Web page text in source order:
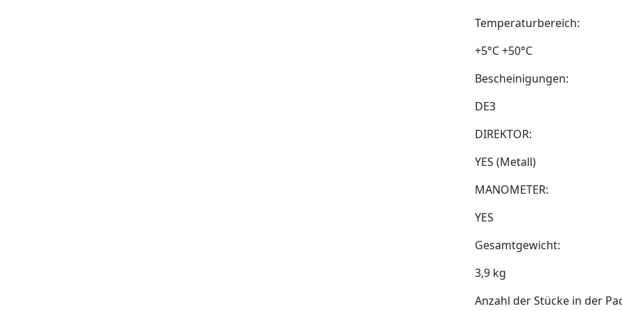
Temperaturbereich:
+5°C +50°C
Bescheinigungen:
DE3
DIREKTOR:
YES (Metall)
MANOMETER:
YES
Gesamtgewicht:
3,9 kg
Anzahl der Stücke in der